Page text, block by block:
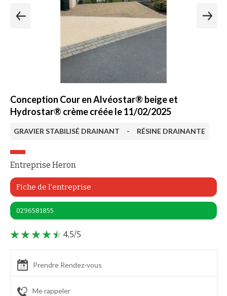
Conception Cour en Alvéostar® beige et
Hydrostar® crème créée le 11/02/2025
GRAVIER STABILISÉ DRAINANT - RÉSINE DRAINANTE
Entreprise Heron
Fiche de l'entreprise
0296581855
4,5/5
Prendre Rendez-vous
Me rappeler